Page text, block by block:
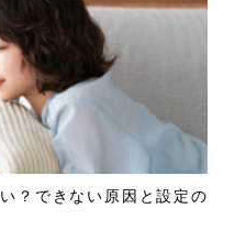
？できない原因と設定の